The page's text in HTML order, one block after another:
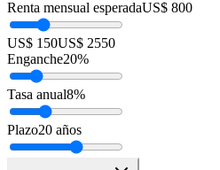
Renta mensual esperadaUS$ 800
US$ 150US$ 2550
Enganche20%
Tasa anual8%
Plazo20 años